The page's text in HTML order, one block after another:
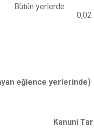
Bütün yerlerde
0,02
eğlence yerlerinde)
Kanuni